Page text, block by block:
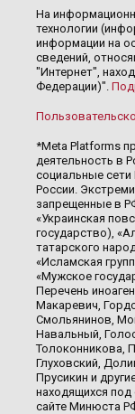
На
технологии
информации на
сведений,
"Интернет",
Федерации)".
*Meta Platforms
деятельность в
социальные
России.
запрещенные в
«Украинская
государство),
татарского
«Исламская
«Мужское
Перечень
Макаревич,
Смольянинов,
Навальный,
Толоконникова,
Глуховский,
Прусикин и
находящихся
сайте Минюста